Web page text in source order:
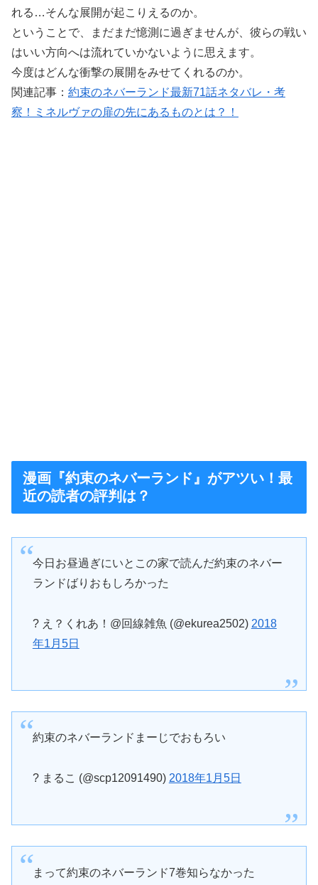
れる…そんな展開が起こりえるのか。
ということで、まだまだ憶測に過ぎませんが、彼らの戦い
はいい方向へは流れていかないように思えます。
今度はどんな衝撃の展開をみせてくれるのか。
関連記事： 約束のネバーランド最新71話ネタバレ・考
察！ミネルヴァの扉の先にあるものとは？！
漫画『約束のネバーランド』がアツい！最
近の読者の評判は？
今日お昼過ぎにいとこの家で読んだ約束のネバー
ランドばりおもしろかった
? え？くれあ！@回線雑魚 (@ekurea2502) 2018
年1月5日
約束のネバーランドまーじでおもろい
? まるこ (@scp12091490) 2018年1月5日
まって約束のネバーランド7巻知らなかった